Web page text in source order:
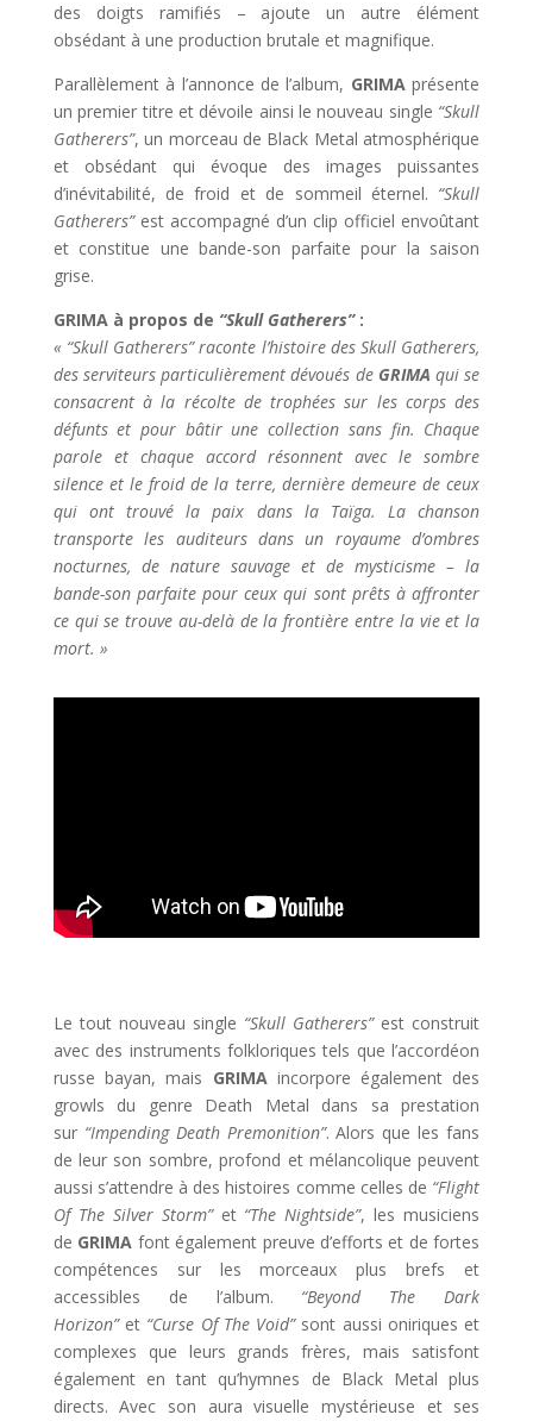
des doigts ramifiés – ajoute un autre élément
obsédant à une production brutale et magnifique.
Parallèlement à l’annonce de l’album, GRIMAprésente
un premier titre et dévoile ainsi le nouveau single “Skull
Gatherers”, un morceau de Black Metal atmosphérique
et obsédant qui évoque des images puissantes
d’inévitabilité, de froid et de sommeil éternel. “Skull
Gatherers”est accompagné d’un clip officiel envoûtant
et constitue une bande-son parfaite pour la saison
grise.
GRIMA à propos de “Skull Gatherers” :
« “Skull Gatherers” raconte l’histoire des Skull Gatherers,
des serviteurs particulièrement dévoués de GRIMA qui se
consacrent à la récolte de trophées sur les corps des
défunts et pour bâtir une collection sans fin. Chaque
parole et chaque accord résonnent avec le sombre
silence et le froid de la terre, dernière demeure de ceux
qui ont trouvé la paix dans la Taïga. La chanson
transporte les auditeurs dans un royaume d’ombres
nocturnes, de nature sauvage et de mysticisme – la
bande-son parfaite pour ceux qui sont prêts à affronter
ce qui se trouve au-delà de la frontière entre la vie et la
mort. »
Le tout nouveau single “Skull Gatherers”est construit
avec des instruments folkloriques tels que l’accordéon
russe bayan, mais GRIMAincorpore également des
growls du genre Death Metal dans sa prestation
sur “Impending Death Premonition”. Alors que les fans
de leur son sombre, profond et mélancolique peuvent
aussi s’attendre à des histoires comme celles de “Flight
Of The Silver Storm”et “The Nightside”, les musiciens
de GRIMA font également preuve d’efforts et de fortes
compétences sur les morceaux plus brefs et
accessibles de l’album. “Beyond The Dark
Horizon”et “Curse Of The Void”sont aussi oniriques et
complexes que leurs grands frères, mais satisfont
également en tant qu’hymnes de Black Metal plus
directs. Avec son aura visuelle mystérieuse et ses